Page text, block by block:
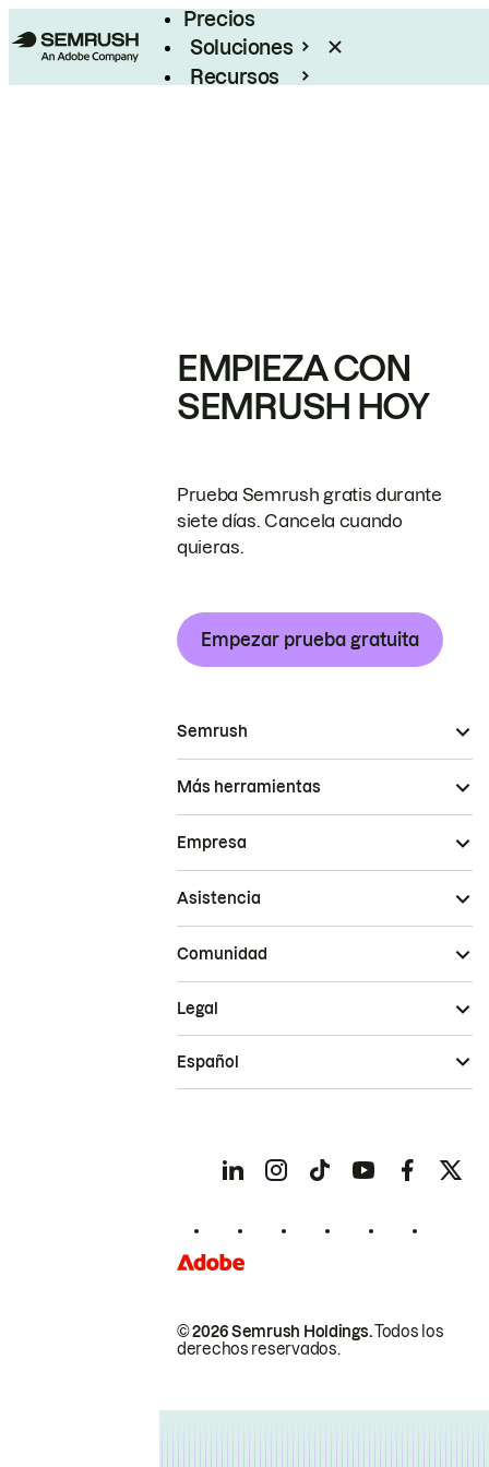
Precios
Soluciones
Recursos
EMPIEZA CON
SEMRUSH HOY
Prueba Semrush gratis durante
siete días. Cancela cuando
quieras.
Empezar prueba gratuita
Semrush
Más herramientas
Empresa
Asistencia
Comunidad
© 2026 Semrush Holdings.Todos los
derechos reservados.
Legal
Español